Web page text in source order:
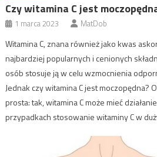
Czy witamina C jest
1 marca 2023 MatDob
Witamina C, znana również jako kwas
najbardziej popularnych i cenionych
osób stosuje ją w celu wzmocnienia
Jednak czy witamina C jest moczopędna?
prosta: tak, witamina C może mieć
przypadkach stosowanie witaminy C w